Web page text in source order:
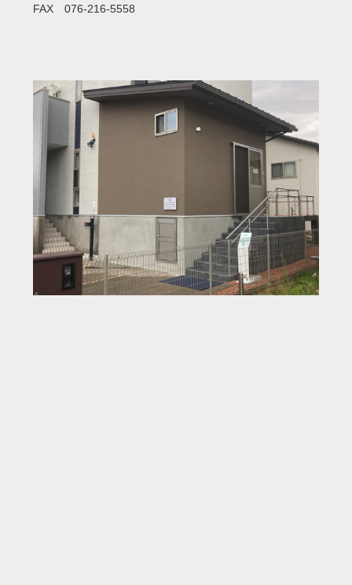
FAX 076-216-5558